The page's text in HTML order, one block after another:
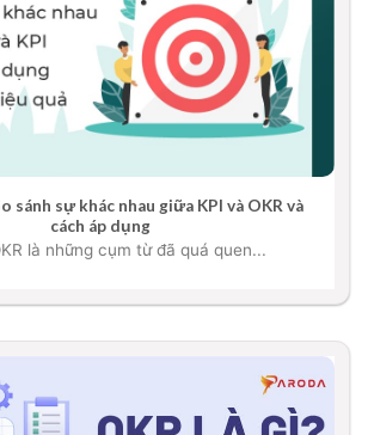
sánh sự khác nhau giữa KPI và OKR và
cách áp dụng
là những cụm từ đã quá quen...